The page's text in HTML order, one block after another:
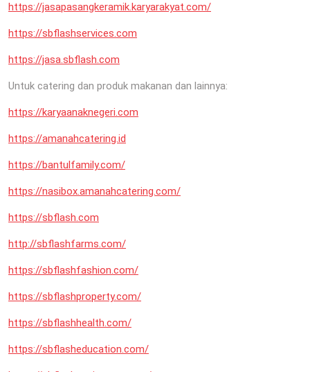
https://jasapasangkeramik.karyarakyat.com/
https://sbflashservices.com
https://jasa.sbflash.com
Untuk catering dan produk makanan dan lainnya:
https://karyaanaknegeri.com
https://amanahcatering.id
https://bantulfamily.com/
https://nasibox.amanahcatering.com/
https://sbflash.com
http://sbflashfarms.com/
https://sbflashfashion.com/
https://sbflashproperty.com/
https://sbflashhealth.com/
https://sbflasheducation.com/